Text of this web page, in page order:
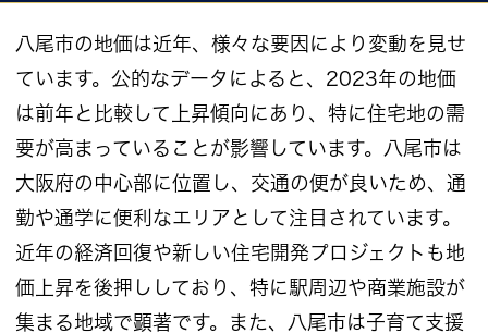
八尾市の地価は近年、様々な要因により変動を見せ
ています。公的なデータによると、2023年の地価
は前年と比較して上昇傾向にあり、特に住宅地の需
要が高まっていることが影響しています。八尾市は
大阪府の中心部に位置し、交通の便が良いため、通
勤や通学に便利なエリアとして注目されています。
近年の経済回復や新しい住宅開発プロジェクトも地
価上昇を後押ししており、特に駅周辺や商業施設が
集まる地域で顕著です。また、八尾市は子育て支援